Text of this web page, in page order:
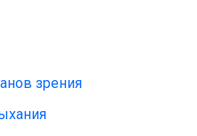
зрения